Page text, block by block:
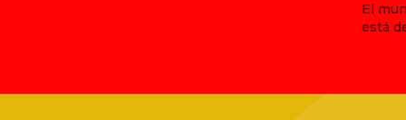
informara la muerte de una joven en
El
está